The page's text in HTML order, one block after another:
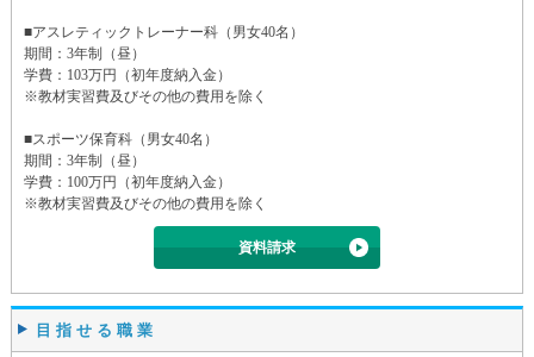
■アスレティックトレーナー科（男女40名）
期間：3年制（昼）
学費：103万円（初年度納入金）
※教材実習費及びその他の費用を除く
■スポーツ保育科（男女40名）
期間：3年制（昼）
学費：100万円（初年度納入金）
※教材実習費及びその他の費用を除く
資料請求
目指せる職業